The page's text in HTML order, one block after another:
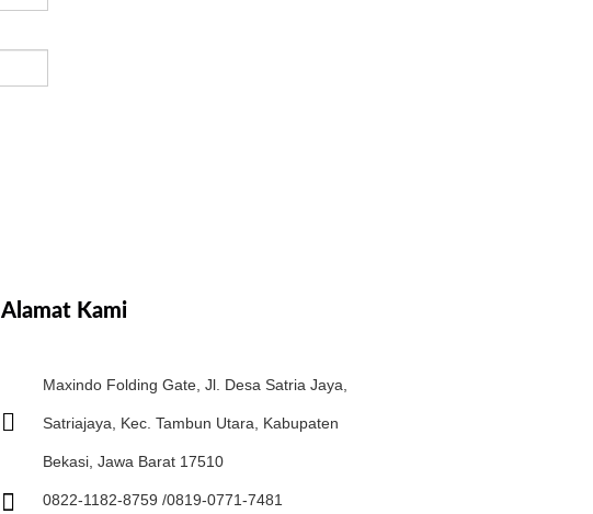
Alamat Kami
Maxindo Folding Gate, Jl. Desa Satria Jaya,
Satriajaya, Kec. Tambun Utara, Kabupaten
Bekasi, Jawa Barat 17510
0822-1182-8759 /0819-0771-7481